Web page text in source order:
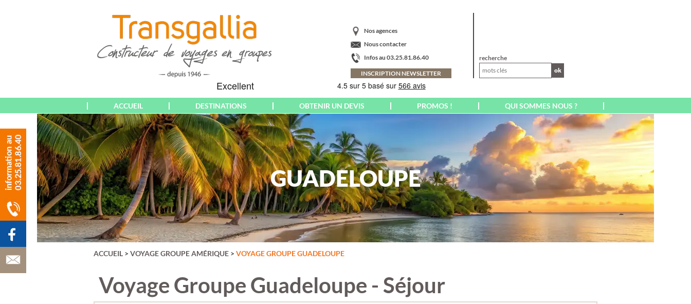
Nos agences
Nous contacter
Infos au 03.25.81.86.40
INSCRIPTION NEWSLETTER
recherche
ok
ACCUEIL DESTINATIONS
THÉMATIQUES
WEEK-END &
COURT SÉJOUR
SÉJOUR
CIRCUIT
CROISIÈRE
RANDONNÉE
PARTICULIERS
(DÉPARTS PARIS)
PARTICULIERS
(DÉPARTS AUBE &
VATRY)
EUROPE
ALBANIE
ALGARVE
ALLEMAGNE
ALSACE
AMNEVILLE
AMSTERDAM
ANDALOUSIE
ANGLETERRE
ATHÈNES
AUTRICHE & TYROL
AUVERGNE
AÇORES
BAIE DE SOMME
BERLIN
BORDEAUX &
VIGNOBLE
CRÈTE
ECOSSE
EMILIE-ROMAGNE
ESPAGNE
EUROPA-PARK
FLORENCE
FLORIADE
EXPOSITION
FRANCE
FUERTEVENTURA
FUTUROSCOPE
FÊTE DES LUMIÈRES
LYON
ILE DE KOS
IRLANDE
ISLANDE
PARIS
PAYS BALTES
PAYS BASQUE
PAYS DE GALLES
CORNOUAILLES
POLOGNE
PONTS MAI-JUIN
PORT AVENTURA
PORTUGAL
POUILLES
TCHÉQUIE
PUY DU FOU
ROME
ROUMANIE
SAINT JACQUES DE
BRÉSIL
CANADA
COLOMBIE
COSTA RICA
CUBA
EQUATEUR &
GALAPAGOS
ETATS-UNIS USA
GUADELOUPE
GUATEMALA
PÉROU
RÉPUBLIQUE
DOMINICAINE
AFRIQUE
AFRIQUE DU SUD
CAP VERT SAL BOA
VISTA
EGYPTE
ILE MAURICE
ILE DE LA RÉUNION
KENYA
MADAGASCAR
MAROC
SÉNÉGAL
TANZANIE
OBTENIR UN DEVIS PROMOS ! QUI SOMMES NOUS ?
GUADELOUPE
ACCUEIL > VOYAGE GROUPE AMÉRIQUE > VOYAGE GROUPE GUADELOUPE
Voyage Groupe Guadeloupe - Séjour